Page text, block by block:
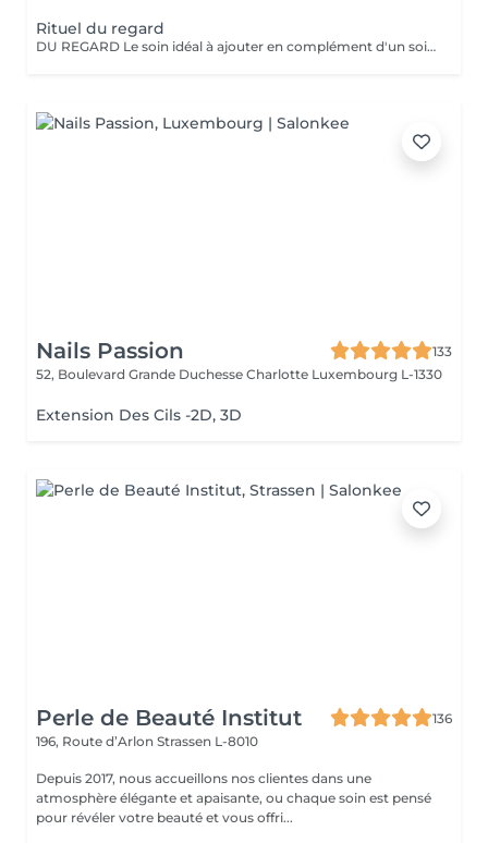
Rituel du regard
DU REGARD Le soin idéal à ajouter en complément d'un soin du visage. Le rituel du regard, qu'il soit pratiqué seul ou en complément d'un soin, offre un effet revitalisant et drainant grâce à des techniques de massage manuelles et au gua sha spécialement adapté à la zone du contour des yeux.
Nails Passion
133
52, Boulevard Grande Duchesse Charlotte Luxembourg L-1330
Extension Des Cils -2D, 3D
Perle de Beauté Institut
136
196, Route d’Arlon Strassen L-8010
Depuis 2017, nous accueillons nos clientes dans une
atmosphère élégante et apaisante, ou chaque soin est pensé
pour révéler votre beauté et vous offri...